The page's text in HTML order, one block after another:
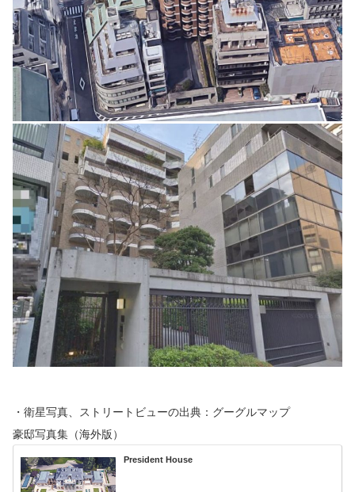
・衛星写真、ストリートビューの出典：グーグルマップ
豪邸写真集（海外版）
President House